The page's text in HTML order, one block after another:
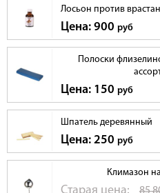
Лосьон против
Цена: 900 руб
Полоски
Цена: 150 руб
Шпатель деревянный
Цена: 250 руб
Климазон